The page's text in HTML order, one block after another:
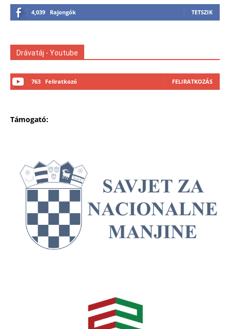
4,039 Rajongók TETSZIK
Drávatáj - Youtube
763 Feliratkozó FELIRATKOZÁS
Támogató: